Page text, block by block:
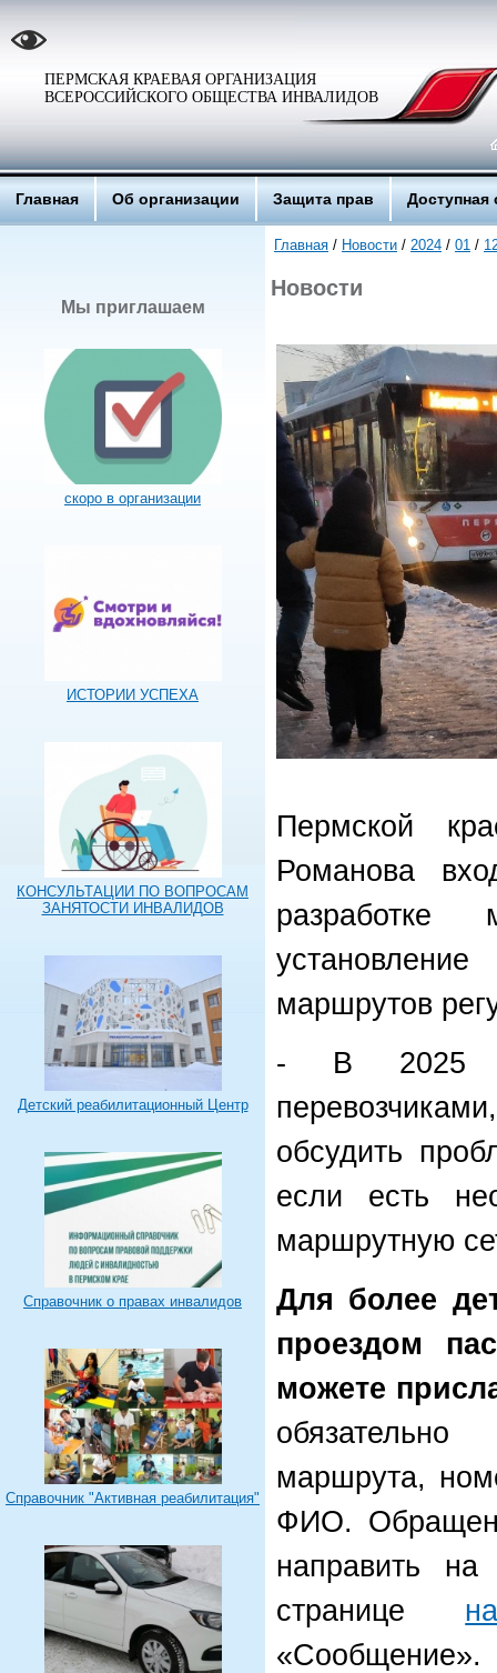
ПЕРМСКАЯ КРАЕВАЯ ОРГАНИЗАЦИЯ
ВСЕРОССИЙСКОГО ОБЩЕСТВА ИНВАЛИДОВ
Главная Об организации Защита прав Доступная
Мы приглашаем
скоро в организации
ИСТОРИИ УСПЕХА
КОНСУЛЬТАЦИИ ПО ВОПРОСАМ
ЗАНЯТОСТИ ИНВАЛИДОВ
Детский реабилитационный Центр
Справочник о правах инвалидов
Справочник "Активная реабилитация"
Главная / Новости / 2024 / 01 /
Новости
Пермской
Романова
разработке
маршрутов
- В 2025
обсудить
если есть
маршрутную
Для более
проездом
можете
обязательно
маршрута,
ФИО.
направить
странице
«Сообщение».